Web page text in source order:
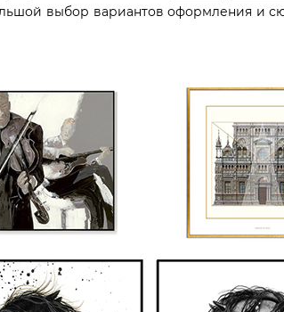
выбор вариантов оформления и